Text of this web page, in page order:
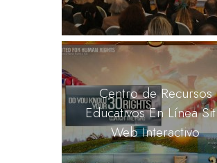
Centro de Recursos
Educativos En Línea
Web Interactivo